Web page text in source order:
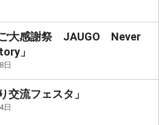
ご大感謝祭 JAUGO Never
」
日
交流フェスタ」
日